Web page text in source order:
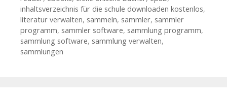
inhaltsverzeichnis für die schule downloaden kostenlos,
literatur verwalten, sammeln, sammler, sammler
programm, sammler software, sammlung programm,
sammlung software, sammlung verwalten,
sammlungen